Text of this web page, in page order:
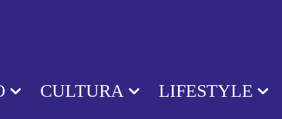
CULTURA LIFESTYLE